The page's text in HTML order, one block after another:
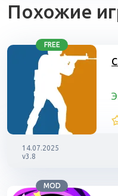
Похожие
FREE
14.07.2025
v3.8
MOD